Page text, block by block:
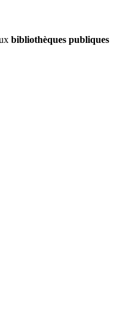
bibliothèques publiques